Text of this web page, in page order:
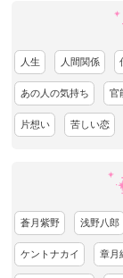
人生 人間関係
あの人の気持ち 官
片想い 苦しい恋
蒼月紫野 浅野八郎
ケントナカイ 章月